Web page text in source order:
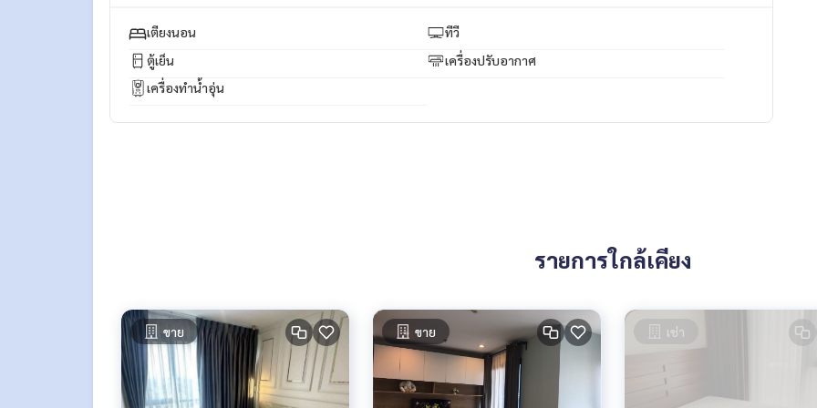
Facebook Fanpage : P2N Property
** รับฝาก ขาย-เช่า คอนโด บ้าน ที่ดิน และอสังหาริมทรัพย์ทุกชนิด ทั่วกรุงเทพฯ
เตียงนอน
ทีวี
ตู้เย็น
เครื่องปรับอากาศ
เครื่องทำน้ำอุ่น
รายการใกล้เคียง
ขาย ขาย เช่า